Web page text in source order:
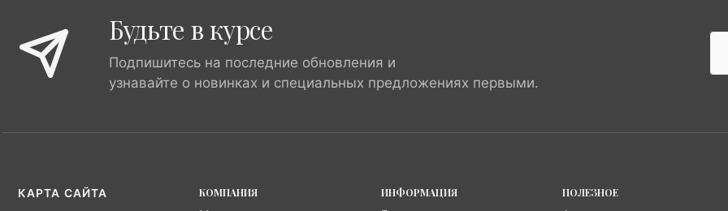
Будьте в курсе
Подпишитесь на последние обновления и
узнавайте о новинках и специальных предложениях первыми.
КАРТА САЙТА
КОМПАНИЯ
ИНФОРМАЦИЯ
ПОЛЕЗНОЕ